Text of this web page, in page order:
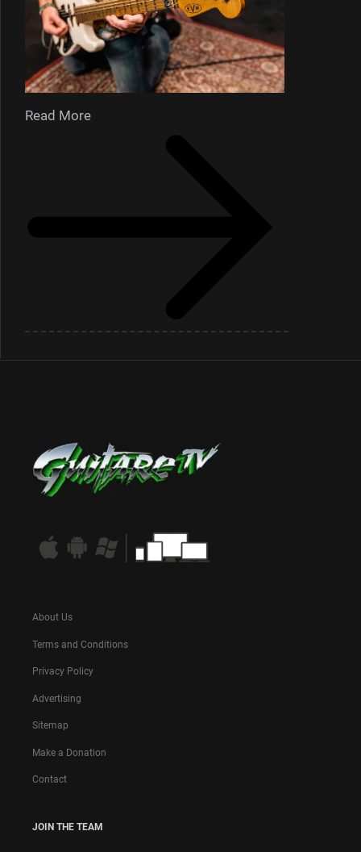
Read More
About Us
Terms and Conditions
Privacy Policy
Advertising
Sitemap
Make a Donation
Contact
JOIN THE TEAM